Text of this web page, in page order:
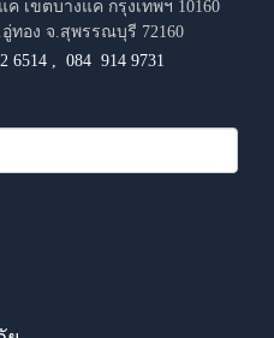
เขตบางแค กรุงเทพฯ 10160
ทอง จ.สุพรรณบุรี 72160
6514 ,084 914 9731